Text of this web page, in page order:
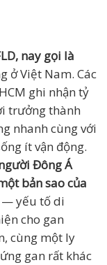
nay gọi là
ở Việt Nam. Các
ghi nhận tỷ
trưởng thành
nhanh cùng với
ít vận động.
Đông Á
bản sao của
— yếu tố di
cho gan
cùng một ly
gan rất khác